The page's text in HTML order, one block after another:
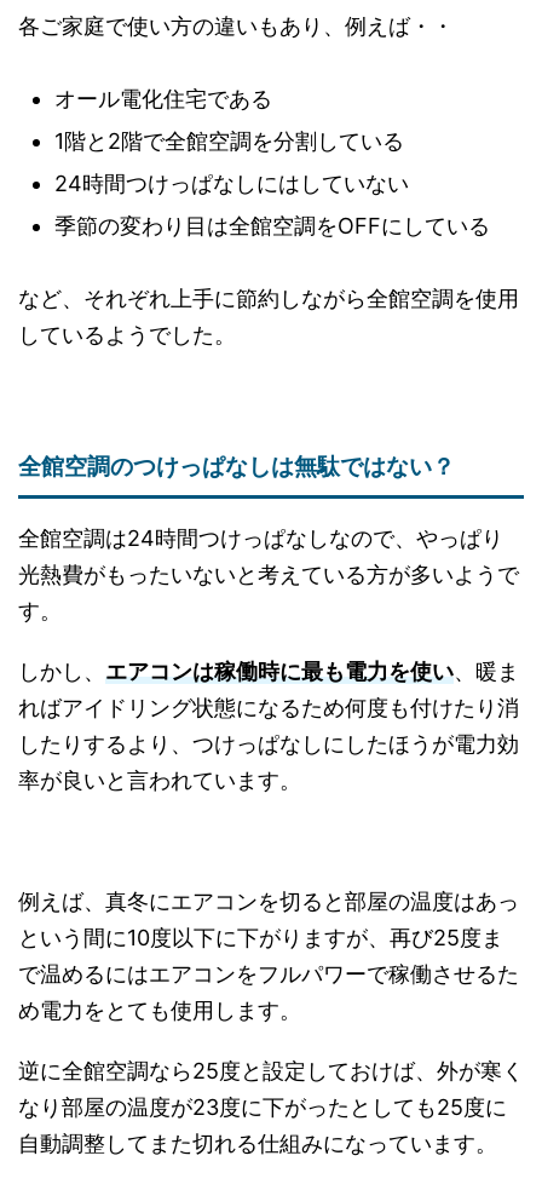
各ご家庭で使い方の違いもあり、例えば・・
オール電化住宅である
1階と2階で全館空調を分割している
24時間つけっぱなしにはしていない
季節の変わり目は全館空調をOFFにしている
など、それぞれ上手に節約しながら全館空調を使用
しているようでした。
全館空調のつけっぱなしは無駄ではない？
全館空調は24時間つけっぱなしなので、やっぱり
光熱費がもったいないと考えている方が多いようで
す。
しかし、 エアコンは稼働時に最も電力を使い、暖ま
ればアイドリング状態になるため何度も付けたり消
したりするより、つけっぱなしにしたほうが電力効
率が良いと言われています。
例えば、真冬にエアコンを切ると部屋の温度はあっ
という間に10度以下に下がりますが、再び25度ま
で温めるにはエアコンをフルパワーで稼働させるた
め電力をとても使用します。
逆に全館空調なら25度と設定しておけば、外が寒く
なり部屋の温度が23度に下がったとしても25度に
自動調整してまた切れる仕組みになっています。